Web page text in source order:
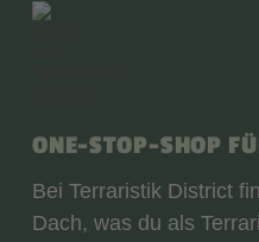
ONE-STOP-SHOP
Bei Terraristik District
Dach, was du als